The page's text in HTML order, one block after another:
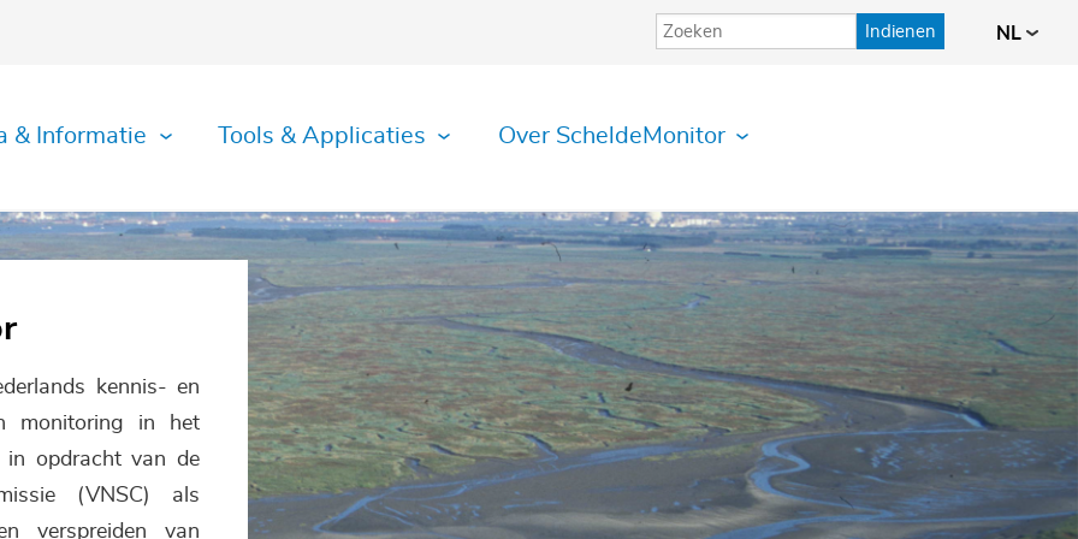
Indienen NL
& Informatie Tools & Applicaties Over ScheldeMonitor
kennis- en
monitoring in het
in opdracht van de
(VNSC) als
verspreiden van